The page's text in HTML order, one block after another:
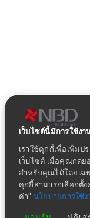
เว็บไซต์นี้มีการใช้งา
เราใช้คุกกี้เพื่อเพิ่ม
เว็บไซต์ เมื่อคุณกดย
สำหรับคุณได้โดยเฉ
คุกกี้สามารถเลือกตั้
ค่า" นโยบายการใช้